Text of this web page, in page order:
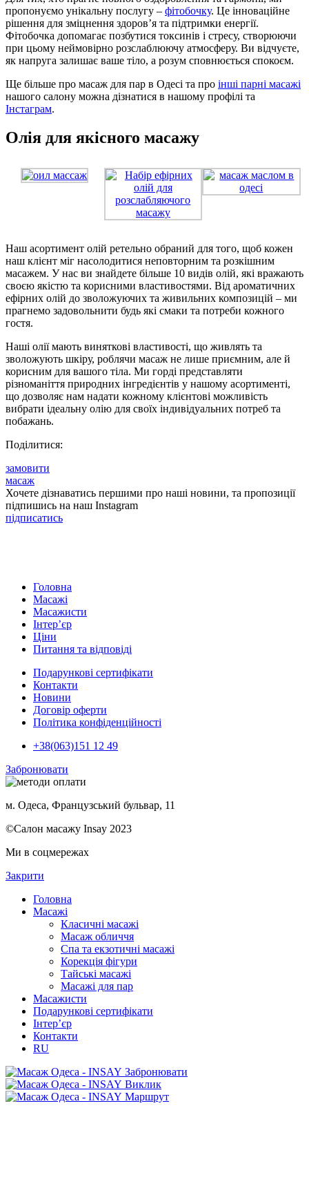
пропонуємо унікальну послугу – фітобочку. Це інноваційне
рішення для зміцнення здоров’я та підтримки енергії.
Фітобочка допомагає позбутися токсинів і стресу, створюючи
при цьому неймовірно розслаблюючу атмосферу. Ви відчуєте,
як напруга залишає ваше тіло, а розум сповнюється спокоєм.
Ще більше про масаж для пар в Одесі та про інші парні масажі
нашого салону можна дізнатися в нашому профілі та
Інстаграм.
Олія для якісного масажу
Наш асортимент олій ретельно обраний для того, щоб кожен
наш клієнт міг насолодитися неповторним та розкішним
масажем. У нас ви знайдете більше 10 видів олій, які вражають
своєю якістю та корисними властивостями. Від ароматичних
ефірних олій до зволожуючих та живильних композицій – ми
прагнемо задовольнити будь які смаки та потреби кожного
гостя.
Наші олії мають виняткові властивості, що живлять та
зволожують шкіру, роблячи масаж не лише приємним, але й
корисним для вашого тіла. Ми горді представляти
різноманіття природних інгредієнтів у нашому асортименті,
що дозволяє нам надати кожному клієнтові можливість
вибрати ідеальну олію для своїх індивідуальних потреб та
побажань.
Поділитися:
замовити
масаж
Хочете дізнаватись першими про наші новини, та пропозиції
підпишись на наш Instagram
підписатись
Головна
Масажі
Масажисти
Інтер’єр
Ціни
Питання та відповіді
Подарункові сертифікати
Контакти
Новини
Договір оферти
Політика конфіденційності
+38(063)151 12 49
Забронювати
м. Одеса, Французський бульвар, 11
©Салон масажу Insay 2023
Ми в соцмережах
Закрити
Головна
Масажі
Класичні масажі
Масаж обличчя
Спа та екзотичні масажі
Корекція фігури
Тайські масажі
Масажі для пар
Масажисти
Подарункові сертифікати
Інтер’єр
Контакти
RU
Забронювати
Виклик
Маршрут